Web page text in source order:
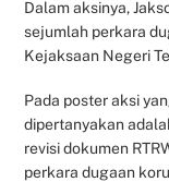
Dalam aksinya,
sejumlah perkara
Kejaksaan Negeri
Pada poster aksi
dipertanyakan
revisi dokumen
perkara dugaan